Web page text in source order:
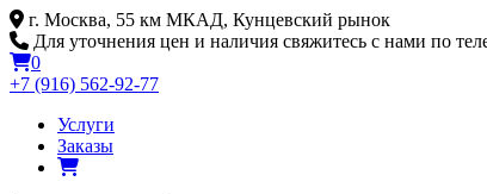
Skip
to
content
г. Москва, 55 км МКАД, Кунцевский рынок
Для уточнения цен и наличия свяжитесь с нами по
0
+7 (916) 562-92-77
Услуги
Заказы